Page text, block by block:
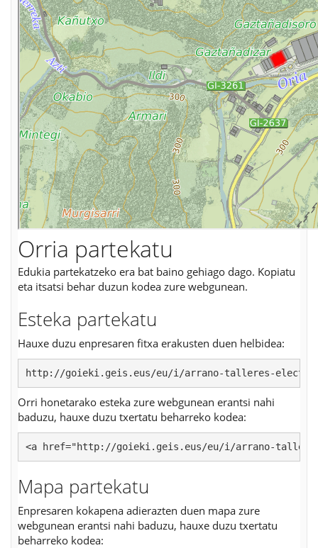
Orria partekatu
Edukia partekatzeko era bat baino gehiago dago. Kopiatu
eta itsatsi behar duzun kodea zure webgunean.
Esteka partekatu
Hauxe duzu enpresaren fitxa erakusten duen helbidea:
http://goieki.geis.eus/eu/i/arrano-talleres-
Orri honetarako esteka zure webgunean erantsi nahi
baduzu, hauxe duzu txertatu beharreko kodea:
<a href="http://goieki.geis.eus/eu/i/arrano-talleres-
Mapa partekatu
Enpresaren kokapena adierazten duen mapa zure
webgunean erantsi nahi baduzu, hauxe duzu txertatu
beharreko kodea: